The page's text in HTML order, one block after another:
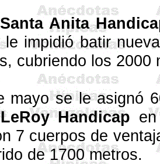
Santa Anita
le impidió batir
cubriendo los 2000
mayo se le asignó
LeRoy Handicap
7 cuerpos de
de 1700 metros.